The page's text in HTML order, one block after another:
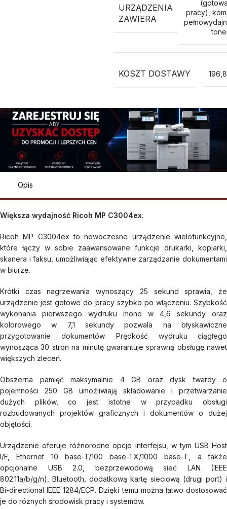
URZĄDZENIA
ZAWIERA
pracy),
KOSZT DOSTAWY
Opis
Większa wydajność Ricoh MP C3004ex.
Ricoh MP C3004ex to nowoczesne urządzenie wielofunkcyjne,
które łączy w sobie zaawansowane funkcje drukarki, kopiarki,
skanera i faksu, umożliwiając efektywne zarządzanie dokumentami
w biurze.
Krótki czas nagrzewania wynoszący 25 sekund sprawia, że
urządzenie jest gotowe do pracy szybko po włączeniu. Szybkość
wykonania pierwszego wydruku mono w 4,6 sekundy oraz
kolorowego w 7,1 sekundy pozwala na błyskawiczne
przygotowanie dokumentów. Prędkość wydruku ciągłego
wynosząca 30 stron na minutę gwarantuje sprawną obsługę nawet
większych zleceń.
Obszerna pamięć maksymalnie 4 GB oraz dysk twardy o
pojemności 250 GB umożliwiają składowanie i przetwarzanie
dużych plików, co jest istotne w przypadku obsługi
rozbudowanych projektów graficznych i dokumentów o dużej
objętości.
Urządzenie oferuje różnorodne opcje interfejsu, w tym USB Host
I/F, Ethernet 10 base-T/100 base-TX/1000 base-T, a także
opcjonalne USB 2.0, bezprzewodową sieć LAN (IEEE
802.11a/b/g/n), Bluetooth, dodatkową kartę sieciową (drugi port) i
Bi-directional IEEE 1284/ECP. Dzięki temu można łatwo dostosować
je do różnych środowisk pracy i systemów.